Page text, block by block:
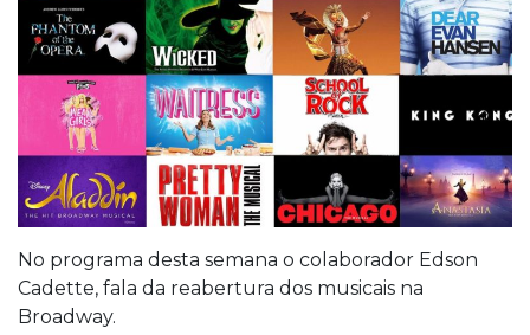
No programa desta semana o colaborador Edson
Cadette, fala da reabertura dos musicais na
Broadway.